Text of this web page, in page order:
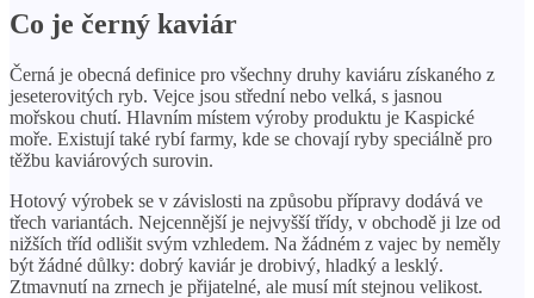
Co je černý kaviár
Černá je obecná definice pro všechny druhy kaviáru získaného z
jeseterovitých ryb. Vejce jsou střední nebo velká, s jasnou
mořskou chutí. Hlavním místem výroby produktu je Kaspické
moře. Existují také rybí farmy, kde se chovají ryby speciálně pro
těžbu kaviárových surovin.
Hotový výrobek se v závislosti na způsobu přípravy dodává ve
třech variantách. Nejcennější je nejvyšší třídy, v obchodě ji lze od
nižších tříd odlišit svým vzhledem. Na žádném z vajec by neměly
být žádné důlky: dobrý kaviár je drobivý, hladký a lesklý.
Ztmavnutí na zrnech je přijatelné, ale musí mít stejnou velikost.